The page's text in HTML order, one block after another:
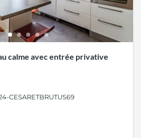
calme avec entrée privative
CESARETBRUTUS69